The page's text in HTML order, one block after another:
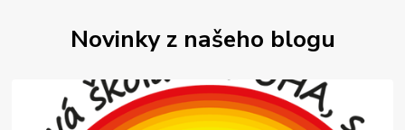
Novinky z našeho blogu